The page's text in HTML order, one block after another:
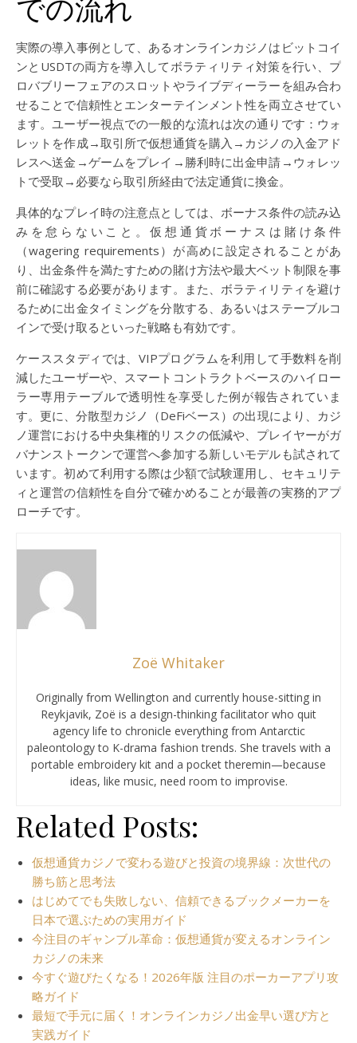
実際の導入事例として、あるオンラインカジノはビットコイ
ンとUSDTの両方を導入してボラティリティ対策を行い、プ
ロバブリーフェアのスロットやライブディーラーを組み合わ
せることで信頼性とエンターテインメント性を両立させてい
ます。ユーザー視点での一般的な流れは次の通りです：ウォ
レットを作成→取引所で仮想通貨を購入→カジノの入金アド
レスへ送金→ゲームをプレイ→勝利時に出金申請→ウォレッ
トで受取→必要なら取引所経由で法定通貨に換金。
具体的なプレイ時の注意点としては、ボーナス条件の読み込
みを怠らないこと。仮想通貨ボーナスは賭け条件
（wagering requirements）が高めに設定されることがあ
り、出金条件を満たすための賭け方法や最大ベット制限を事
前に確認する必要があります。また、ボラティリティを避け
るために出金タイミングを分散する、あるいはステーブルコ
インで受け取るといった戦略も有効です。
ケーススタディでは、VIPプログラムを利用して手数料を削
減したユーザーや、スマートコントラクトベースのハイロー
ラー専用テーブルで透明性を享受した例が報告されていま
す。更に、分散型カジノ（DeFiベース）の出現により、カジ
ノ運営における中央集権的リスクの低減や、プレイヤーがガ
バナンストークンで運営へ参加する新しいモデルも試されて
います。初めて利用する際は少額で試験運用し、セキュリテ
ィと運営の信頼性を自分で確かめることが最善の実務的アプ
ローチです。
Zoë Whitaker
Originally from Wellington and currently house-sitting in
Reykjavik, Zoë is a design-thinking facilitator who quit
agency life to chronicle everything from Antarctic
paleontology to K-drama fashion trends. She travels with a
portable embroidery kit and a pocket theremin—because
ideas, like music, need room to improvise.
Related Posts:
仮想通貨カジノで変わる遊びと投資の境界線：次世代の
勝ち筋と思考法
はじめてでも失敗しない、信頼できるブックメーカーを
日本で選ぶための実用ガイド
今注目のギャンブル革命：仮想通貨が変えるオンライン
カジノの未来
今すぐ遊びたくなる！2026年版 注目のポーカーアプリ攻
略ガイド
最短で手元に届く！オンラインカジノ出金早い選び方と
実践ガイド